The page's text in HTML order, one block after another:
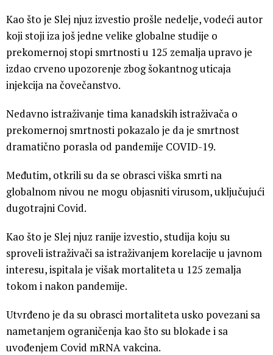
Kao što je Slej njuz izvestio prošle nedelje, vodeći autor
koji stoji iza još jedne velike globalne studije o
prekomernoj stopi smrtnosti u 125 zemalja upravo je
izdao crveno upozorenje zbog šokantnog uticaja
injekcija na čovečanstvo.
Nedavno istraživanje tima kanadskih istraživača o
prekomernoj smrtnosti pokazalo je da je smrtnost
dramatično porasla od pandemije COVID-19.
Međutim, otkrili su da se obrasci viška smrti na
globalnom nivou ne mogu objasniti virusom, uključujući
dugotrajni Covid.
Kao što je Slej njuz ranije izvestio, studija koju su
sproveli istraživači sa istraživanjem korelacije u javnom
interesu, ispitala je višak mortaliteta u 125 zemalja
tokom i nakon pandemije.
Utvrđeno je da su obrasci mortaliteta usko povezani sa
nametanjem ograničenja kao što su blokade i sa
uvođenjem Covid mRNA vakcina.